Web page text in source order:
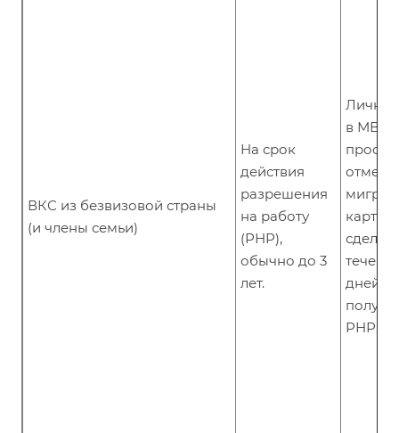
ВКС из безвизовой страны
(и члены семьи)
На срок
действия
разрешения
на работу
(РНР),
обычно до 3
лет.
Лично
в МВД
карте.
дней
РНР.